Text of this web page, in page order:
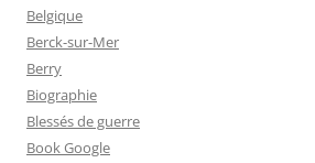
Belgique
Berck-sur-Mer
Berry
Biographie
Blessés de guerre
Book Google